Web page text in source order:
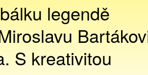
legendě
S kreativitou